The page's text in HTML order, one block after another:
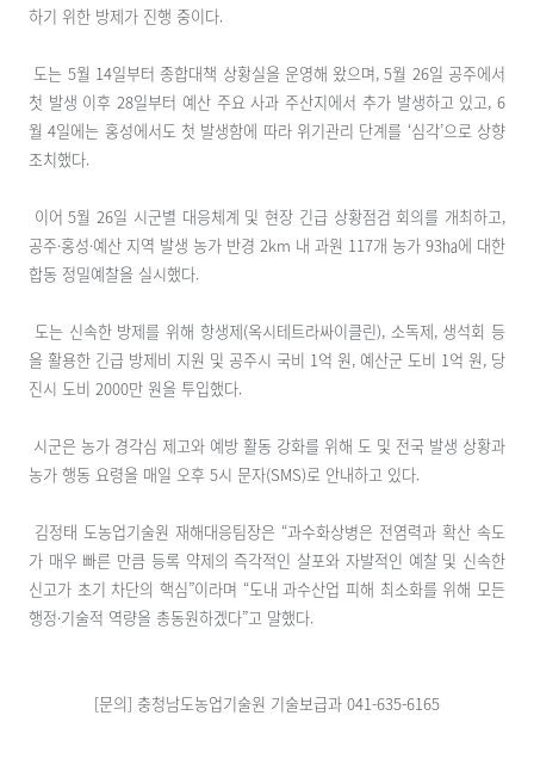
하기 위한 방제가 진행 중이다.
도는 5월 14일부터 종합대책 상황실을 운영해 왔으며, 5월 26일 공주에서
첫 발생 이후 28일부터 예산 주요 사과 주산지에서 추가 발생하고 있고, 6
월 4일에는 홍성에서도 첫 발생함에 따라 위기관리 단계를 ‘심각’으로 상향
조치했다.
이어 5월 26일 시군별 대응체계 및 현장 긴급 상황점검 회의를 개최하고,
공주·홍성·예산 지역 발생 농가 반경 2km 내 과원 117개 농가 93㏊에 대한
합동 정밀예찰을 실시했다.
도는 신속한 방제를 위해 항생제(옥시테트라싸이클린), 소독제, 생석회 등
을 활용한 긴급 방제비 지원 및 공주시 국비 1억 원, 예산군 도비 1억 원, 당
진시 도비 2000만 원을 투입했다.
시군은 농가 경각심 제고와 예방 활동 강화를 위해 도 및 전국 발생 상황과
농가 행동 요령을 매일 오후 5시 문자(SMS)로 안내하고 있다.
김정태 도농업기술원 재해대응팀장은 “과수화상병은 전염력과 확산 속도
가 매우 빠른 만큼 등록 약제의 즉각적인 살포와 자발적인 예찰 및 신속한
신고가 초기 차단의 핵심”이라며 “도내 과수산업 피해 최소화를 위해 모든
행정·기술적 역량을 총동원하겠다”고 말했다.
[문의] 충청남도농업기술원 기술보급과 041-635-6165